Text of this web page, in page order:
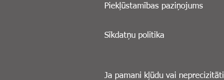
Piekļūstamības paziņojums
Sīkdatņu politika
Ja pamani kļūdu vai neprecizitāti